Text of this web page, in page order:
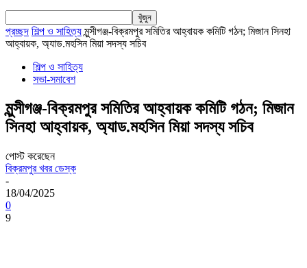
প্রচ্ছদ শিল্প ও সাহিত্য মুন্সীগঞ্জ-বিক্রমপুর সমিতির আহ্বায়ক কমিটি গঠন; মিজান সিনহা
আহ্বায়ক, অ্যাড.মহসিন মিয়া সদস্য সচিব
শিল্প ও সাহিত্য
সভা-সমাবেশ
মুন্সীগঞ্জ-বিক্রমপুর সমিতির আহ্বায়ক কমিটি গঠন; মিজান
সিনহা আহ্বায়ক, অ্যাড.মহসিন মিয়া সদস্য সচিব
পোস্ট করেছেন
বিক্রমপুর খবর ডেস্ক
-
18/04/2025
0
9